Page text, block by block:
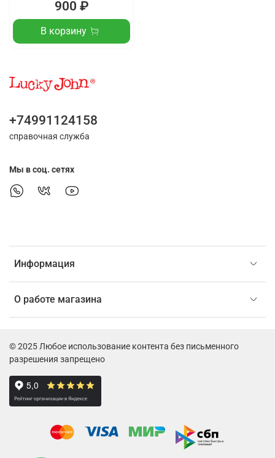
900 ₽
В корзину
Информация
О работе магазина
+74991124158
справочная служба
Мы в соц. сетях
© 2025 Любое использование контента без письменного
разрешения запрещено